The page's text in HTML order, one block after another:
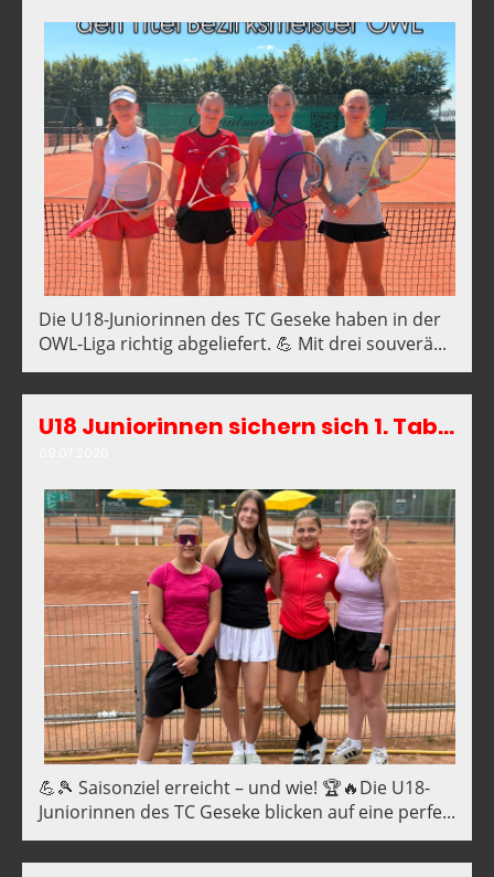
Die U18-Juniorinnen des TC Geseke haben in der
OWL-Liga richtig abgeliefert. 💪 Mit drei souverä...
U18 Juniorinnen sichern sich 1. Tabellenplatz in der Kreisklasse
💪🎾 Saisonziel erreicht – und wie! 🏆🔥Die U18-
Juniorinnen des TC Geseke blicken auf eine perfe...